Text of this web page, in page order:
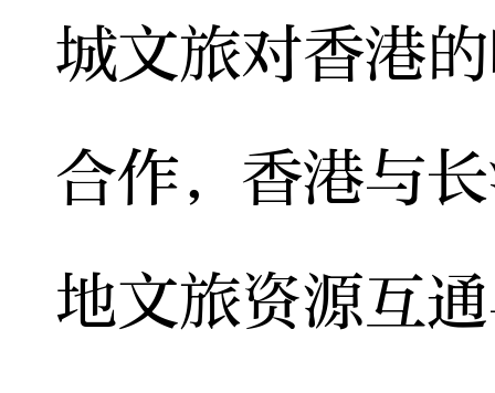
城文旅对香港
合作，香港与
地文旅资源互